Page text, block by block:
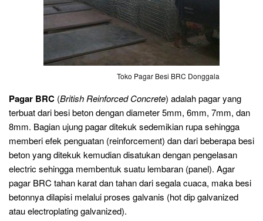
Toko Pagar Besi BRC Donggala
Pagar BRC (British Reinforced Concrete) adalah pagar yang
terbuat dari besi beton dengan diameter 5mm, 6mm, 7mm, dan
8mm. Bagian ujung pagar ditekuk sedemikian rupa sehingga
memberi efek penguatan (reinforcement) dan dari beberapa besi
beton yang ditekuk kemudian disatukan dengan pengelasan
electric sehingga membentuk suatu lembaran (panel). Agar
pagar BRC tahan karat dan tahan dari segala cuaca, maka besi
betonnya dilapisi melalui proses galvanis (hot dip galvanized
atau electroplating galvanized).